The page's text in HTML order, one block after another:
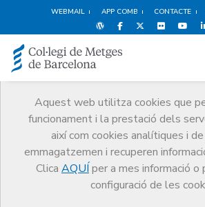
WEBMAIL APP COMB CONTACTE
Aquest web utilitza cookies que
funcionament i la prestació dels
així com cookies analítiques i
emmagatzemen i recuperen
Clica AQUÍ per a mes informació o
configuració de les
Estudiants
CoMB
Tràmits Estudiants CoMB Estudiants